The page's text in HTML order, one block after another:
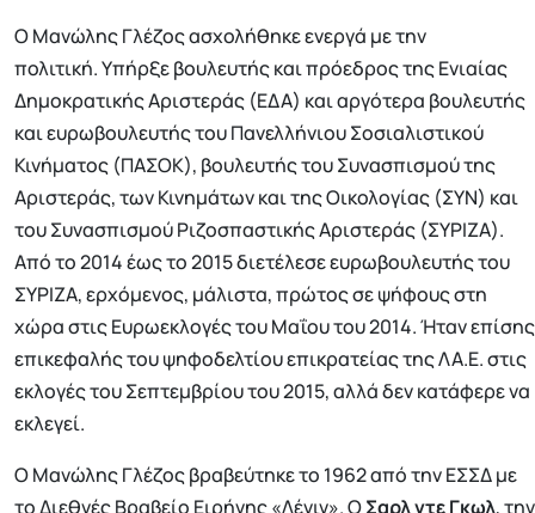
Ο Μανώλης Γλέζος ασχολήθηκε ενεργά με την
πολιτική. Υπήρξε βουλευτής και πρόεδρος της Ενιαίας
Δημοκρατικής Αριστεράς (ΕΔΑ) και αργότερα βουλευτής
και ευρωβουλευτής του Πανελλήνιου Σοσιαλιστικού
Κινήματος (ΠΑΣΟΚ), βουλευτής του Συνασπισμού της
Αριστεράς, των Κινημάτων και της Οικολογίας (ΣΥΝ) και
του Συνασπισμού Ριζοσπαστικής Αριστεράς (ΣΥΡΙΖΑ).
Από το 2014 έως το 2015 διετέλεσε ευρωβουλευτής του
ΣΥΡΙΖΑ, ερχόμενος, μάλιστα, πρώτος σε ψήφους στη
χώρα στις Ευρωεκλογές του Μαΐου του 2014. Ήταν επίσης
επικεφαλής του ψηφοδελτίου επικρατείας της ΛΑ.Ε. στις
εκλογές του Σεπτεμβρίου του 2015, αλλά δεν κατάφερε να
εκλεγεί.
Ο Μανώλης Γλέζος βραβεύτηκε το 1962 από την ΕΣΣΔ με
το Διεθνές Βραβείο Ειρήνης «Λένιν». ΟΣαρλ ντε Γκωλ, την